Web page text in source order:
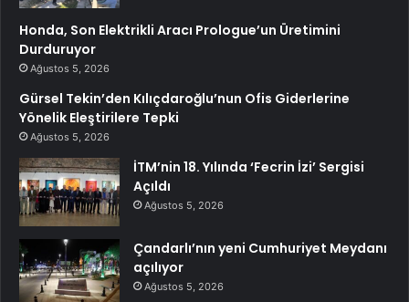
Honda, Son Elektrikli Aracı Prologue’un Üretimini
Durduruyor
Ağustos 5, 2026
Gürsel Tekin’den Kılıçdaroğlu’nun Ofis Giderlerine
Yönelik Eleştirilere Tepki
Ağustos 5, 2026
İTM’nin 18. Yılında ‘Fecrin İzi’ Sergisi
Açıldı
Ağustos 5, 2026
Çandarlı’nın yeni Cumhuriyet Meydanı
açılıyor
Ağustos 5, 2026